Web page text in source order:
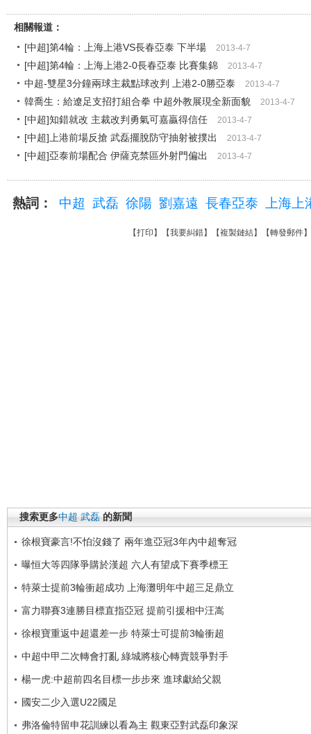
相關報道：
[中超]第4輪：上海上港VS長春亞泰 下半場
2013-4-7
[中超]第4輪：上海上港2-0長春亞泰 比賽集錦 2013-4-7
中超-雙星3分鐘兩球主裁點球改判 上港2-0勝亞泰 2013-4-7
韓喬生：給遼足支招打組合拳 中超外教展現全新面貌 2013-4-7
[中超]知錯就改 主裁改判勇氣可嘉贏得信任 2013-4-7
[中超]上港前場反搶 武磊擺脫防守抽射被撲出 2013-4-7
[中超]亞泰前場配合 伊薩克禁區外射門偏出 2013-4-7
熱詞： 中超 武磊 徐陽 劉嘉遠 長春亞泰 上海上
【打印 】【我要糾錯】【複製鏈結】【轉發郵件
搜索更多中超 武磊 的新聞
徐根寶豪言!不怕沒錢了 兩年進亞冠3年內中超奪冠
曝恒大等四隊爭購於漢超 六人有望成下賽季標王
特萊士提前3輪衝超成功 上海灘明年中超三足鼎立
富力聯賽3連勝目標直指亞冠 提前引援相中汪嵩
徐根寶重返中超還差一步 特萊士可提前3輪衝超
中超中甲二次轉會打亂 綠城將核心轉賣競爭對手
楊一虎:中超前四名目標一步步來 進球獻給父親
國安二少入選U22國足
弗洛倫特留申花訓練以看為主 觀東亞對武磊印象深